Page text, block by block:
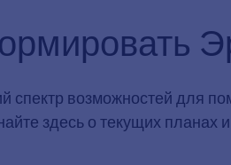
спектр возможностей для
здесь о текущих планах